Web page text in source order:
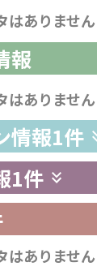
はありません
報
はありません
情報1件
1件
はありません